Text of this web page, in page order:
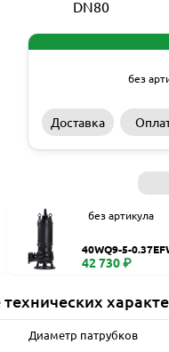
DN80
без
Доставка
без артикула
40WQ9-5-
WQ
42 730 ₽
Диаметр патрубков